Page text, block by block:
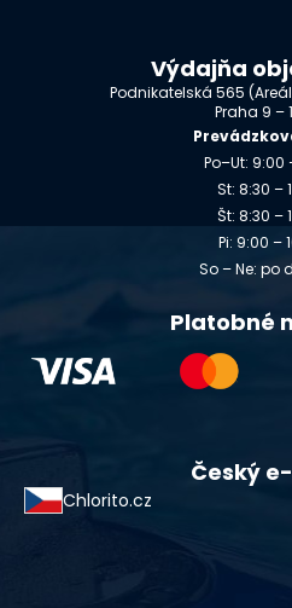
Výdajňa
Podnikatelská 565
Praha 9 –
Po–Ut: 9:00
St: 8:30 –
Št: 8:30 –
Pi: 9:00 –
So – Ne: po
Platobné
Český
Chlorito.cz